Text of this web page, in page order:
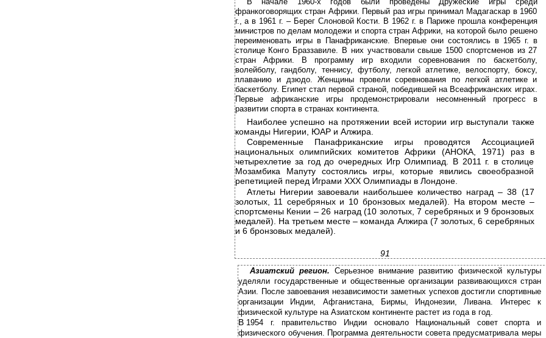
франкоговорящих стран Африки. Первый раз игры принимал Мадагаскар в 1960
г., а в 1961 г. – Берег Слоновой Кости. В 1962 г. в Париже прошла конференция
министров по делам молодежи и спорта стран Африки, на которой было решено
переименовать игры в Панафриканские. Впервые они состоялись в 1965 г. в
столице Конго Браззавиле. В них участвовали свыше 1500 спортсменов из 27
стран Африки. В программу игр входили соревнования по баскетболу,
волейболу, гандболу, теннису, футболу, легкой атлетике, велоспорту, боксу,
плаванию и дзюдо. Женщины провели соревнования по легкой атлетике и
баскетболу. Египет стал первой страной, победившей на Всеафриканских играх.
Первые африканские игры продемонстрировали несомненный прогресс в
развитии спорта в странах континента.
Наиболее успешно на протяжении всей истории игр выступали также
команды Нигерии, ЮАР и Алжира.
Современные Панафриканские игры проводятся Ассоциацией
национальных олимпийских комитетов Африки (АНОКА, 1971) раз в
четырехлетие за год до очередных Игр Олимпиад. В 2011 г. в столице
Мозамбика Мапуту состоялись игры, которые явились своеобразной
репетицией перед Играми XXX Олимпиады в Лондоне.
Атлеты Нигерии завоевали наибольшее количество наград – 38 (17
золотых, 11 серебряных и 10 бронзовых медалей). На втором месте –
спортсмены Кении – 26 наград (10 золотых, 7 серебряных и 9 бронзовых
медалей). На третьем месте – команда Алжира (7 золотых, 6 серебряных
и 6 бронзовых медалей).
91
Азиатский регион. Серьезное внимание развитию физической культуры
уделяли государственные и общественные организации развивающихся стран
Азии. После завоевания независимости заметных успехов достигли спортивные
организации Индии, Афганистана, Бирмы, Индонезии, Ливана. Интерес к
физической культуре на Азиатском континенте растет из года в год.
В 1954 г. правительство Индии основало Национальный совет спорта и
физического обучения. Программа деятельности совета предусматривала меры